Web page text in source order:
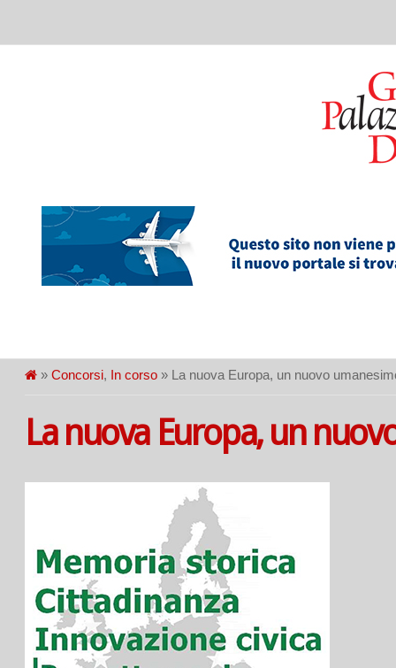
»Concorsi, In corso » La nuova Europa, un nuovo
La nuova Europa, un